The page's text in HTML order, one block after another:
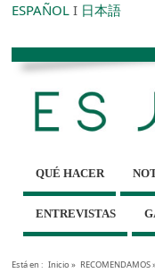
ESPAÑOL I 日本語
QUÉ HACER
ENTREVISTAS
Está en : Inicio» RECOMENDAMOS